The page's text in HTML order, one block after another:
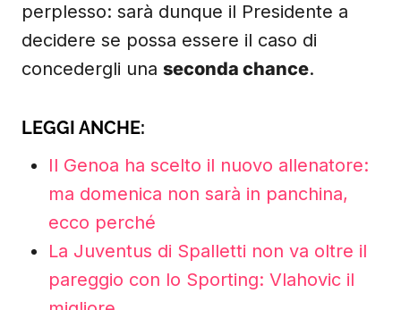
perplesso: sarà dunque il Presidente a
decidere se possa essere il caso di
concedergli una seconda chance.
LEGGI ANCHE:
Il Genoa ha scelto il nuovo allenatore:
ma domenica non sarà in panchina,
ecco perché
La Juventus di Spalletti non va oltre il
pareggio con lo Sporting: Vlahovic il